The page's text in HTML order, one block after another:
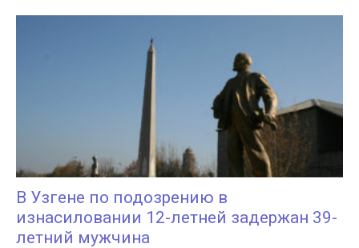
В Узгене по подозрению в
изнасиловании 12-летней задержан 39-
летний мужчина